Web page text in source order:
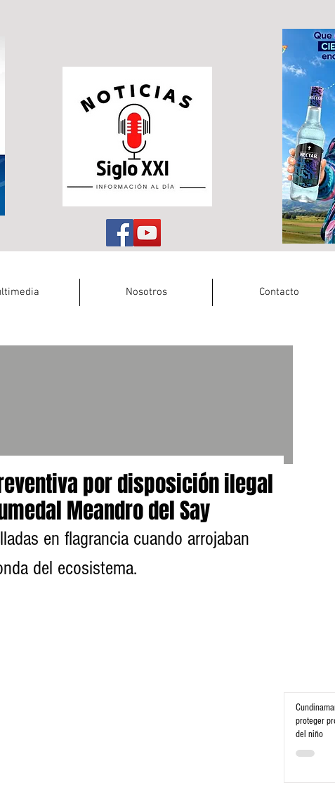
Nosotros Contacto
por disposición ilegal
Meandro del Say
en flagrancia cuando arrojaban
del ecosistema.
proteger
del niño